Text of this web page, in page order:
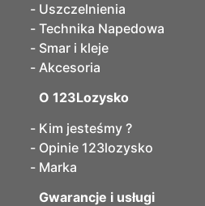
Uszczelnienia
Technika Napedowa
Smar i kleje
Akcesoria
O 123Lozysko
Kim jesteśmy ?
Opinie 123lozysko
Marka
Gwarancje i usługi